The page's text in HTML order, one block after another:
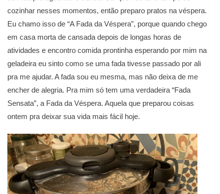
cozinhar nesses momentos, então preparo pratos na véspera.
Eu chamo isso de “A Fada da Véspera”, porque quando chego
em casa morta de cansada depois de longas horas de
atividades e encontro comida prontinha esperando por mim na
geladeira eu sinto como se uma fada tivesse passado por ali
pra me ajudar. A fada sou eu mesma, mas não deixa de me
encher de alegria. Pra mim só tem uma verdadeira “Fada
Sensata”, a Fada da Véspera. Aquela que preparou coisas
ontem pra deixar sua vida mais fácil hoje.